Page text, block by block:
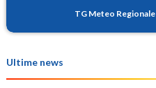
TG Meteo Regionale
Ultime news